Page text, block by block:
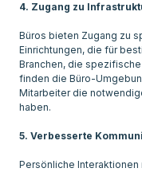
4. Zugang zu
Büros bieten Zugang zu
Einrichtungen, die für
Branchen, die
finden die Büro-
Mitarbeiter die
haben.
5. Verbesserte
Persönliche